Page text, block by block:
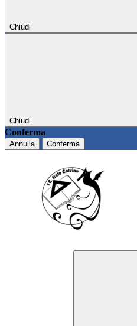
Chiudi
Chiudi
Conferma
Annulla Conferma